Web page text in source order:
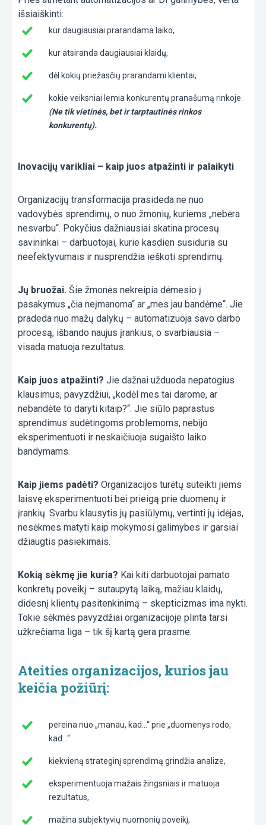
išsiaiškinti:
kur daugiausiai prarandama laiko,
kur atsiranda daugiausiai klaidų,
dėl kokių priežasčių prarandami klientai,
kokie veiksniai lemia konkurentų pranašumą rinkoje.
(Ne tik vietinės, bet ir tarptautinės rinkos
konkurentų).
Inovacijų varikliai – kaip juos atpažinti ir palaikyti
Organizacijų transformacija prasideda ne nuo
vadovybės sprendimų, o nuo žmonių, kuriems „nebėra
nesvarbu“. Pokyčius dažniausiai skatina procesų
savininkai – darbuotojai, kurie kasdien susiduria su
neefektyvumais ir nusprendžia ieškoti sprendimų.
Jų bruožai. Šie žmonės nekreipia dėmesio į
pasakymus „čia neįmanoma“ ar „mes jau bandėme“. Jie
pradeda nuo mažų dalykų – automatizuoja savo darbo
procesą, išbando naujus įrankius, o svarbiausia –
visada matuoja rezultatus.
Kaip juos atpažinti? Jie dažnai užduoda nepatogius
klausimus, pavyzdžiui, „kodėl mes tai darome, ar
nebandėte to daryti kitaip?“. Jie siūlo paprastus
sprendimus sudėtingoms problemoms, nebijo
eksperimentuoti ir neskaičiuoja sugaišto laiko
bandymams.
Kaip jiems padėti? Organizacijos turėtų suteikti jiems
laisvę eksperimentuoti bei prieigą prie duomenų ir
įrankių. Svarbu klausytis jų pasiūlymų, vertinti jų idėjas,
nesėkmes matyti kaip mokymosi galimybes ir garsiai
džiaugtis pasiekimais.
Kokią sėkmę jie kuria? Kai kiti darbuotojai pamato
konkretų poveikį – sutaupytą laiką, mažiau klaidų,
didesnį klientų pasitenkinimą – skepticizmas ima nykti.
Tokie sėkmės pavyzdžiai organizacijoje plinta tarsi
užkrečiama liga – tik šį kartą gera prasme.
Ateities organizacijos, kurios jau
keičia požiūrį:
pereina nuo „manau, kad…“ prie „duomenys rodo,
kad…“.
kiekvieną strateginį sprendimą grindžia analize,
eksperimentuoja mažais žingsniais ir matuoja
rezultatus,
mažina subjektyvių nuomonių poveikį,